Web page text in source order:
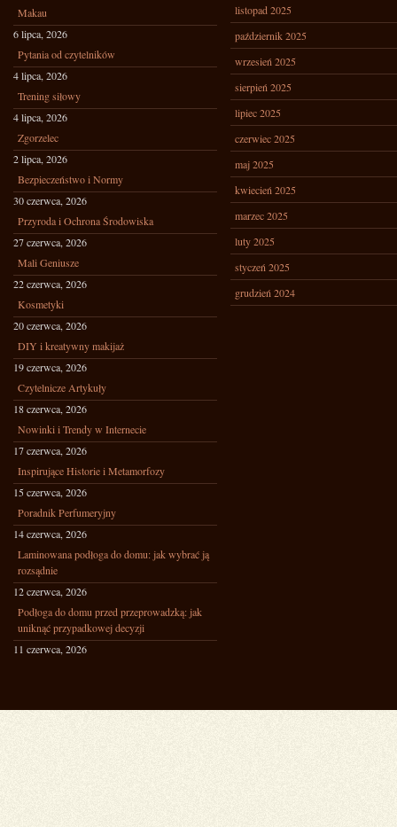
Makau
6 lipca, 2026
Pytania od czytelników
4 lipca, 2026
Trening siłowy
4 lipca, 2026
Zgorzelec
2 lipca, 2026
Bezpieczeństwo i Normy
30 czerwca, 2026
Przyroda i Ochrona Środowiska
27 czerwca, 2026
Mali Geniusze
22 czerwca, 2026
Kosmetyki
20 czerwca, 2026
DIY i kreatywny makijaż
19 czerwca, 2026
Czytelnicze Artykuły
18 czerwca, 2026
Nowinki i Trendy w Internecie
17 czerwca, 2026
Inspirujące Historie i Metamorfozy
15 czerwca, 2026
Poradnik Perfumeryjny
14 czerwca, 2026
Laminowana podłoga do domu: jak wybrać ją
rozsądnie
12 czerwca, 2026
Podłoga do domu przed przeprowadzką: jak
uniknąć przypadkowej decyzji
11 czerwca, 2026
listopad 2025
październik 2025
wrzesień 2025
sierpień 2025
lipiec 2025
czerwiec 2025
maj 2025
kwiecień 2025
marzec 2025
luty 2025
styczeń 2025
grudzień 2024